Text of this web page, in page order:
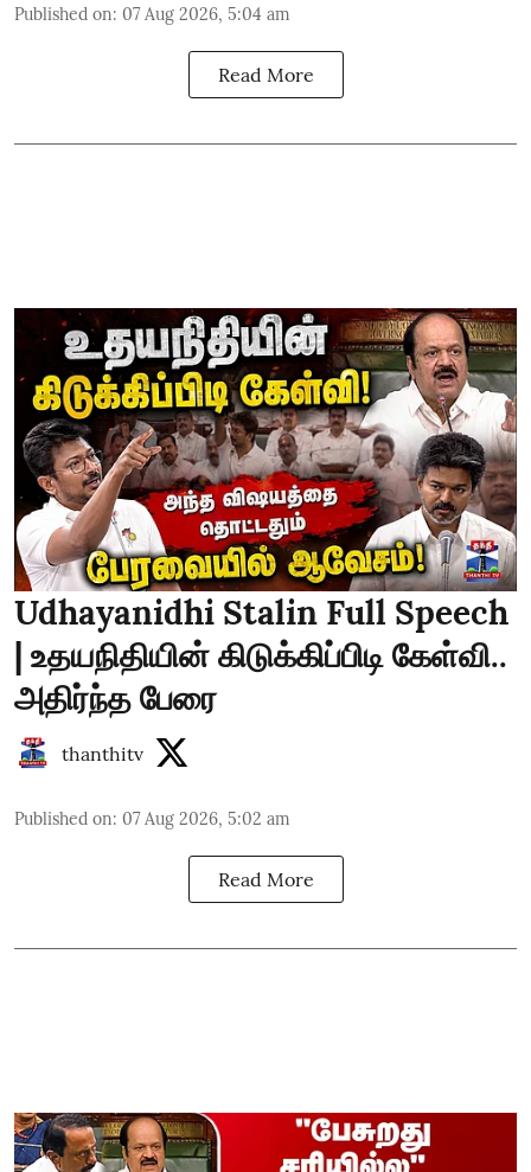
Published on: 07 Aug 2026, 5:04 am
Read More
Udhayanidhi Stalin Full Speech
| உதயநிதியின் கிடுக்கிப்பிடி கேள்வி..
அதிர்ந்த பேரை
thanthitv
Published on: 07 Aug 2026, 5:02 am
Read More